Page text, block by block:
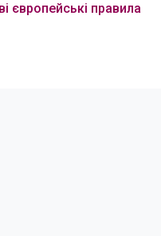
європейські правила